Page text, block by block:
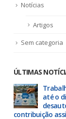
Notícias
Artigos
Sem categoria
ÚLTIMAS
Duas
eleição
19 de junho de 2026